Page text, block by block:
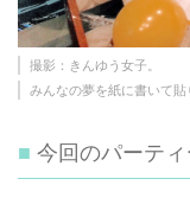
撮影：きんゆう女子。
みんなの夢を紙に書いて貼
今回のパーティ